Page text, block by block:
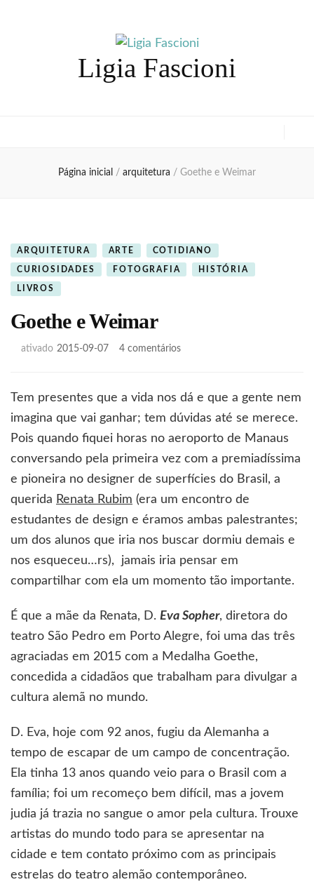
Ligia Fascioni
Página inicial / arquitetura / Goethe e Weimar
ARQUITETURA ARTE COTIDIANO
CURIOSIDADES FOTOGRAFIA HISTÓRIA
LIVROS
Goethe e Weimar
ativado 2015-09-07 4 comentáriosem
Weimar
Tem presentes que a vida nos dá e que a gente nem
imagina que vai ganhar; tem dúvidas até se merece.
Pois quando fiquei horas no aeroporto de Manaus
conversando pela primeira vez com a premiadíssima
e pioneira no designer de superfícies do Brasil, a
querida Renata Rubim (era um encontro de
estudantes de design e éramos ambas palestrantes;
um dos alunos que iria nos buscar dormiu demais e
nos esqueceu…rs), jamais iria pensar em
compartilhar com ela um momento tão importante.
É que a mãe da Renata, D. Eva Sopher, diretora do
teatro São Pedro em Porto Alegre, foi uma das três
agraciadas em 2015 com a Medalha Goethe,
concedida a cidadãos que trabalham para divulgar a
cultura alemã no mundo.
D. Eva, hoje com 92 anos, fugiu da Alemanha a
tempo de escapar de um campo de concentração.
Ela tinha 13 anos quando veio para o Brasil com a
família; foi um recomeço bem difícil, mas a jovem
judia já trazia no sangue o amor pela cultura. Trouxe
artistas do mundo todo para se apresentar na
cidade e tem contato próximo com as principais
estrelas do teatro alemão contemporâneo.